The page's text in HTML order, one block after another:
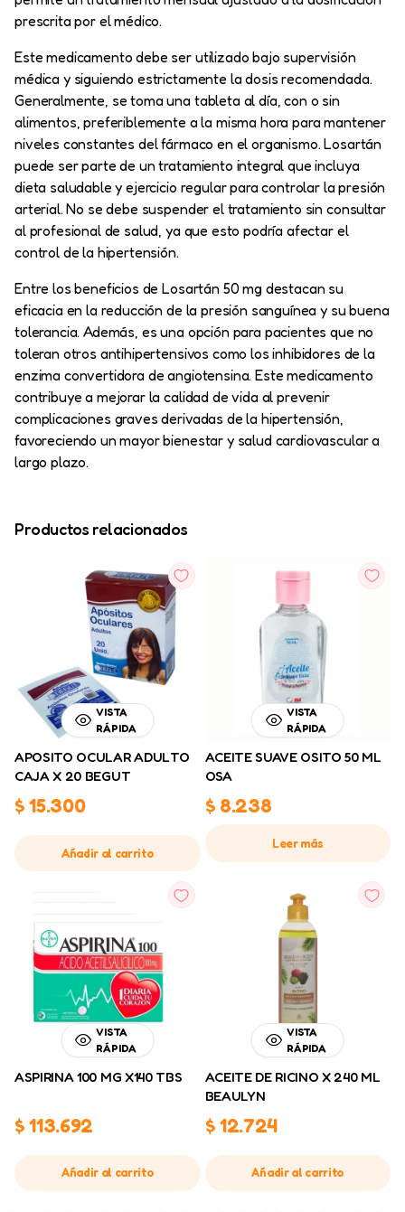
prescrita por el médico.
Este medicamento debe ser utilizado bajo supervisión
médica y siguiendo estrictamente la dosis recomendada.
Generalmente, se toma una tableta al día, con o sin
alimentos, preferiblemente a la misma hora para mantener
niveles constantes del fármaco en el organismo. Losartán
puede ser parte de un tratamiento integral que incluya
dieta saludable y ejercicio regular para controlar la presión
arterial. No se debe suspender el tratamiento sin consultar
al profesional de salud, ya que esto podría afectar el
control de la hipertensión.
Entre los beneficios de Losartán 50 mg destacan su
eficacia en la reducción de la presión sanguínea y su buena
tolerancia. Además, es una opción para pacientes que no
toleran otros antihipertensivos como los inhibidores de la
enzima convertidora de angiotensina. Este medicamento
contribuye a mejorar la calidad de vida al prevenir
complicaciones graves derivadas de la hipertensión,
favoreciendo un mayor bienestar y salud cardiovascular a
largo plazo.
Productos relacionados
VISTA
RÁPIDA
APOSITO OCULAR ADULTO
CAJA X 20 BEGUT
$15.300
Añadir al carrito
VISTA
RÁPIDA
ACEITE SUAVE OSITO 50 ML
OSA
$ 8.238
Leer más
VISTA
RÁPIDA
ASPIRINA 100 MG X140 TBS
$113.692
Añadir al carrito
VISTA
RÁPIDA
ACEITE DE RICINO X 240 ML
BEAULYN
$12.724
Añadir al carrito